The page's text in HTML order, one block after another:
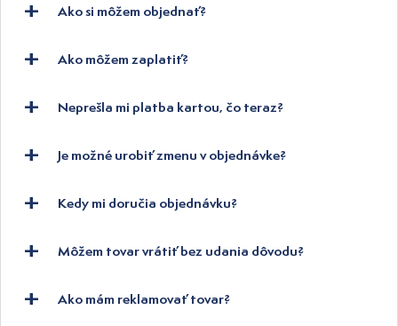
Ako si môžem objednať?
Ako môžem zaplatiť?
Neprešla mi platba kartou, čo teraz?
Je možné urobiť zmenu v objednávke?
Kedy mi doručia objednávku?
Môžem tovar vrátiť bez udania dôvodu?
Ako mám reklamovať tovar?